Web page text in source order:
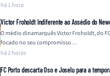
há 1 hora
Victor Froholdt Indiferente ao Assédio do
O médio dinamarquês Victor Froholdt, do
focado no seu compromisso…
há 2 horas
FC Porto descarta Oso e Joselu para a